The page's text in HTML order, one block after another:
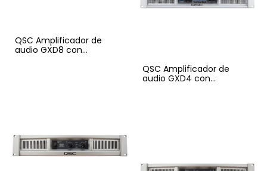
QSC Amplificador de
audio GXD8 con
QSC Amplificador de
audio GXD4 con